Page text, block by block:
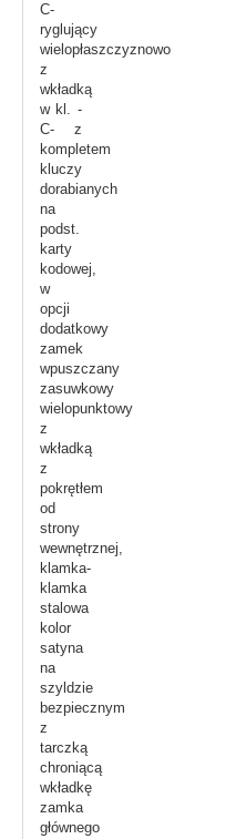
C-
ryglujący
wielopłaszczyznowo
z
wkładką
w kl. -
C- z
kompletem
kluczy
dorabianych
na
podst.
karty
kodowej,
w
opcji
dodatkowy
zamek
wpuszczany
zasuwkowy
wielopunktowy
z
wkładką
z
pokrętłem
od
strony
wewnętrznej,
klamka-
klamka
stalowa
kolor
satyna
na
szyldzie
bezpiecznym
z
tarczką
chroniącą
wkładkę
zamka
głównego